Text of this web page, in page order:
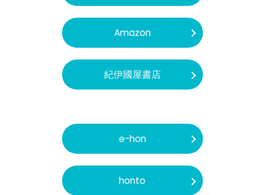
Amazon
紀伊國屋書店
e-hon
honto